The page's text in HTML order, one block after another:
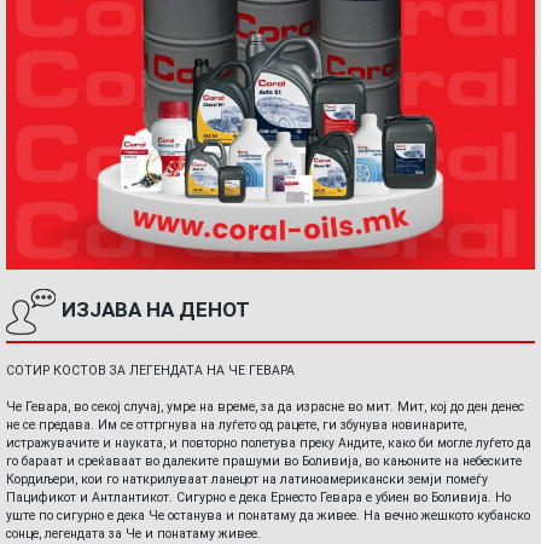
ИЗЈАВА НА ДЕНОТ
СОТИР КОСТОВ ЗА ЛЕГЕНДАТА НА ЧЕ ГЕВАРА
Че Гевара, во секој случај, умре на време, за да израсне во мит. Мит, кој до ден денес
не се предава. Им се оттргнува на луѓето од рацете, ги збунува новинарите,
истражувачите и науката, и повторно полетува преку Андите, како би могле луѓето да
го бараат и среќаваат во далеките прашуми во Боливија, во кањоните на небеските
Кордиљери, кои го наткрилуваат ланецот на латиноамерикански земји помеѓу
Пацификот и Антлантикот. Сигурно е дека Ернесто Гевара е убиен во Боливија. Но
уште по сигурно е дека Че останува и понатаму да живее. На вечно жешкото кубанско
сонце, легендата за Че и понатаму живее.